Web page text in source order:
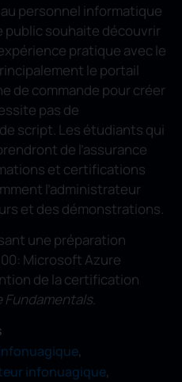
personnel informatique
public souhaite découvrir
pratique avec le
le portail
de commande pour créer
pas de
script. Les étudiants qui
de l’assurance
et certifications
l’administrateur
et des démonstrations.
une préparation
Microsoft Azure
de la certification
.
,
infonuagique,